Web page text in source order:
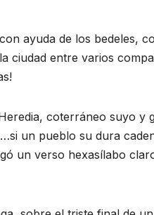
ayuda de los bedeles,
ciudad entre varios
coterráneo suyo y
un pueblo su dura
un verso hexasílabo